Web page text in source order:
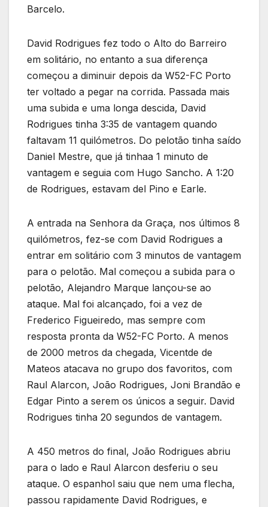
Barcelo.
David Rodrigues fez todo o Alto do Barreiro
em solitário, no entanto a sua diferença
começou a diminuir depois da W52-FC Porto
ter voltado a pegar na corrida. Passada mais
uma subida e uma longa descida, David
Rodrigues tinha 3:35 de vantagem quando
faltavam 11 quilómetros. Do pelotão tinha saído
Daniel Mestre, que já tinhaa 1 minuto de
vantagem e seguia com Hugo Sancho. A 1:20
de Rodrigues, estavam del Pino e Earle.
A entrada na Senhora da Graça, nos últimos 8
quilómetros, fez-se com David Rodrigues a
entrar em solitário com 3 minutos de vantagem
para o pelotão. Mal começou a subida para o
pelotão, Alejandro Marque lançou-se ao
ataque. Mal foi alcançado, foi a vez de
Frederico Figueiredo, mas sempre com
resposta pronta da W52-FC Porto. A menos
de 2000 metros da chegada, Vicentde de
Mateos atacava no grupo dos favoritos, com
Raul Alarcon, João Rodrigues, Joni Brandão e
Edgar Pinto a serem os únicos a seguir. David
Rodrigues tinha 20 segundos de vantagem.
A 450 metros do final, João Rodrigues abriu
para o lado e Raul Alarcon desferiu o seu
ataque. O espanhol saiu que nem uma flecha,
passou rapidamente David Rodrigues, e